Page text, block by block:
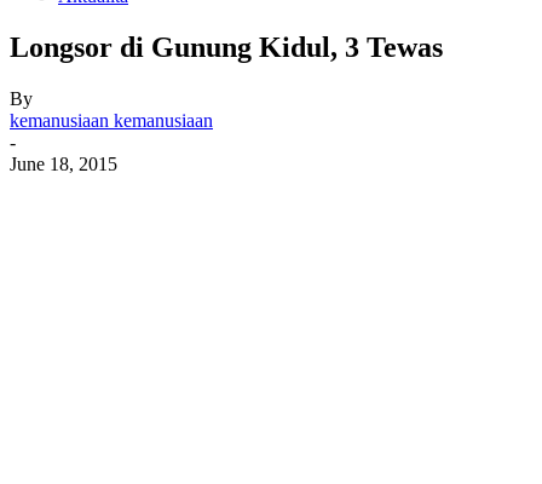
Longsor di Gunung Kidul, 3 Tewas
By
kemanusiaan kemanusiaan
-
June 18, 2015